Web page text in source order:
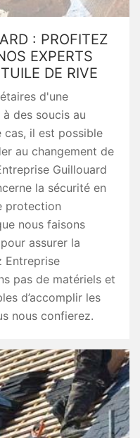
: PROFITEZ
EXPERTS
DE RIVE
d'une
des soucis au
cas, il est possible
au changement de
Guillouard
la sécurité en
protection
nous faisons
assurer la
Entreprise
pas de matériels et
d’accomplir les
nous confierez.